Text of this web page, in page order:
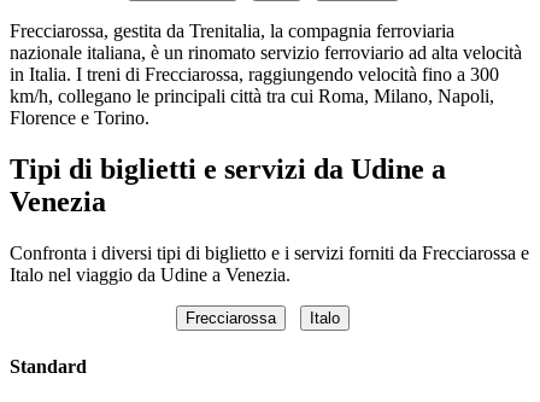
Frecciarossa, gestita da Trenitalia, la compagnia ferroviaria
nazionale italiana, è un rinomato servizio ferroviario ad alta velocità
in Italia. I treni di Frecciarossa, raggiungendo velocità fino a 300
km/h, collegano le principali città tra cui Roma, Milano, Napoli,
Florence e Torino.
Tipi di biglietti e servizi da Udine a
Venezia
Confronta i diversi tipi di biglietto e i servizi forniti da Frecciarossa e
Italo nel viaggio da Udine a Venezia.
Frecciarossa Italo
Standard